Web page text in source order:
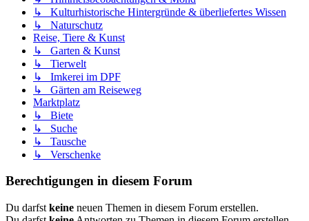
↳ Kulturhistorische Hintergründe & überliefertes Wissen
↳ Naturschutz
Reise, Tiere & Kunst
↳ Garten & Kunst
↳ Tierwelt
↳ Imkerei im DPF
↳ Gärten am Reiseweg
Marktplatz
↳ Biete
↳ Suche
↳ Tausche
↳ Verschenke
Berechtigungen in diesem Forum
Du darfst keine neuen Themen in diesem Forum erstellen.